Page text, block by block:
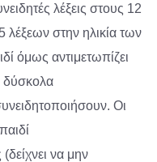
λέξεις στους 12
λέξεων στην ηλικία των
όμως αντιμετωπίζει
δύσκολα
Οι
(δείχνει να μην